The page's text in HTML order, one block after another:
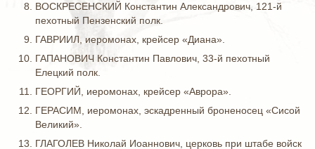
ВОСКРЕСЕНСКИЙ Константин Александрович, 121-й
пехотный Пензенский полк.
ГАВРИИЛ, иеромонах, крейсер «Диана».
ГАПАНОВИЧ Константин Павлович, 33-й пехотный
Елецкий полк.
ГЕОРГИЙ, иеромонах, крейсер «Аврора».
ГЕРАСИМ, иеромонах, эскадренный броненосец «Сисой
Великий».
ГЛАГОЛЕВ Николай Иоаннович, церковь при штабе войск